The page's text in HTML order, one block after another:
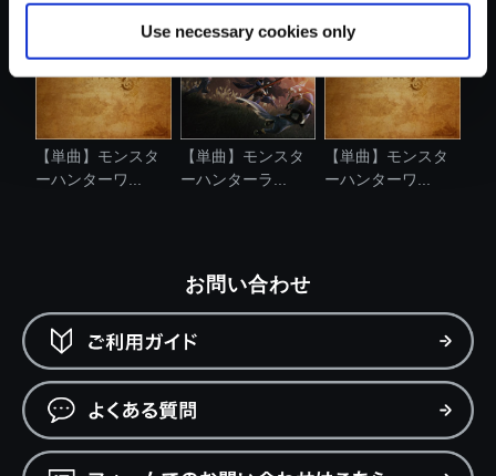
Use necessary cookies only
【単曲】モンスタ
ーハンターワ...
【単曲】モンスタ
ーハンターラ...
【単曲】モンスタ
ーハンターワ...
お問い合わせ